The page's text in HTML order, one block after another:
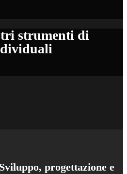
strumenti di
progettazione e